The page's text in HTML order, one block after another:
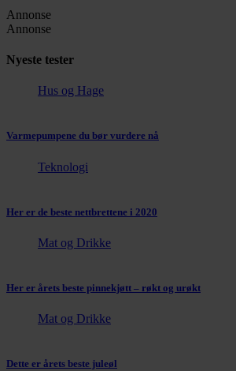
Annonse
Annonse
Nyeste tester
Hus og Hage
Varmepumpene du bør vurdere nå
Teknologi
Her er de beste nettbrettene i 2020
Mat og Drikke
Her er årets beste pinnekjøtt – røkt og urøkt
Mat og Drikke
Dette er årets beste juleøl